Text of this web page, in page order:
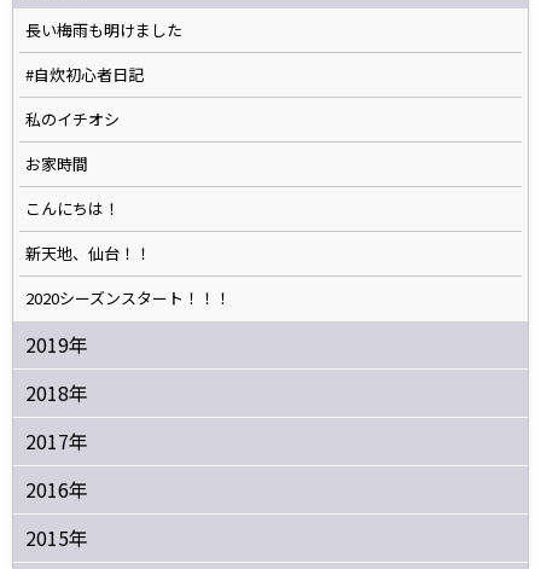
長い梅雨も明けました
#自炊初心者日記
私のイチオシ
お家時間
こんにちは！
新天地、仙台！！
2020シーズンスタート！！！
2019年
2018年
2017年
2016年
2015年